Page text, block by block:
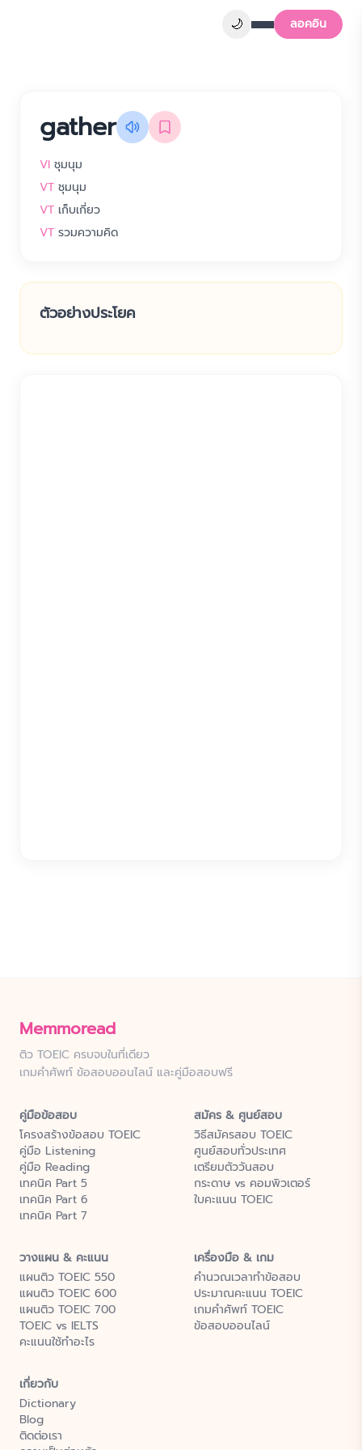
🌙 ลอคอิน
gather
VI ชุมนุม
VT ชุมนุม
VT เก็บเกี่ยว
VT รวมความคิด
ตัวอย่างประโยค
Memmoread
ติว TOEIC ครบจบในที่เดียว
เกมคำศัพท์ ข้อสอบออนไลน์ และคู่มือสอบฟรี
คู่มือข้อสอบ
โครงสร้างข้อสอบ TOEIC
คู่มือ Listening
คู่มือ Reading
เทคนิค Part 5
เทคนิค Part 6
เทคนิค Part 7
สมัคร & ศูนย์สอบ
วิธีสมัครสอบ TOEIC
ศูนย์สอบทั่วประเทศ
เตรียมตัววันสอบ
กระดาษ vs คอมพิวเตอร์
ใบคะแนน TOEIC
วางแผน & คะแนน
แผนติว TOEIC 550
แผนติว TOEIC 600
แผนติว TOEIC 700
TOEIC vs IELTS
คะแนนใช้ทำอะไร
เครื่องมือ & เกม
คำนวณเวลาทำข้อสอบ
ประมาณคะแนน TOEIC
เกมคำศัพท์ TOEIC
ข้อสอบออนไลน์
เกี่ยวกับ
Dictionary
Blog
ติดต่อเรา